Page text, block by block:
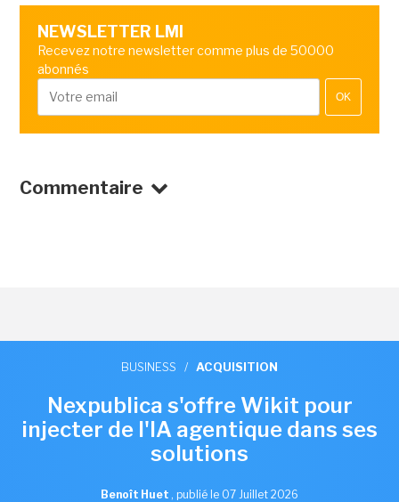
NEWSLETTER LMI
Recevez notre newsletter comme plus de 50000
abonnés
OK
Commentaire
BUSINESS / ACQUISITION
Nexpublica s'offre Wikit pour
injecter de l'IA agentique dans ses
solutions
Benoît Huet , publié le 07 Juillet 2026